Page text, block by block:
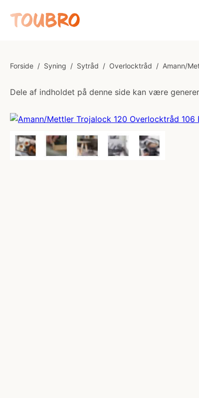
Forside / Syning / Sytråd / Overlocktråd / Amann/
Dele af indholdet på denne side kan være